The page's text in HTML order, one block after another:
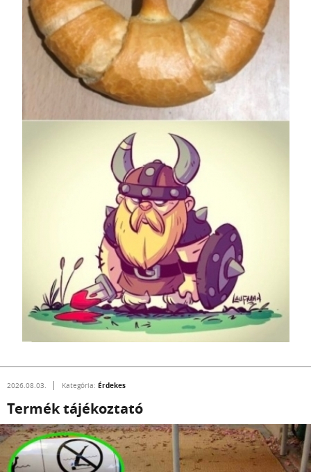
2026.08.03. Kategória: Érdekes
Termék tájékoztató